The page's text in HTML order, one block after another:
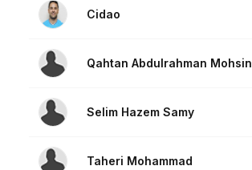
Cidao
Qahtan Abdulrahman Mohsin
Selim Hazem Samy
Taheri Mohammad